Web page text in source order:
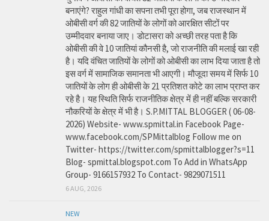
बनाएंगे? राहुल गांधी का सपना तभी पूरा होगा, जब राजस्थान में
ओबीसी वर्ग की 82 जातियों के लोगों को आरक्षित सीटों पर
उम्मीदवार बनाया जाए। डोटासरा को अच्छी तरह पता है कि
ओबीसी की वे 10 जातियां कौनसी है, जो राजनीति की मलाई खा रही
है। यदि वंचित जातियों के लोगों को ओबीसी का लाभ दिया जाता है तो
इस वर्ग में सामाजिक समानता भी आएगी। मौजूदा समय में सिर्फ 10
जातियों के लोग ही ओबीसी के 21 प्रतिशत कोटे का लाभ प्राप्त कर
रहे है। यह स्थिति सिर्फ राजनीतिक क्षेत्र में ही नहीं बल्कि सरकारी
नौकरियों के क्षेत्र में भी है। S.P.MITTAL BLOGGER ( 06-08-
2026) Website- www.spmittal.in Facebook Page-
www.facebook.com/SPMittalblog Follow me on
Twitter- https://twitter.com/spmittalblogger?s=11
Blog- spmittal.blogspot.com To Add in WhatsApp
Group- 9166157932 To Contact- 9829071511
6 AUG, 2026
NEW